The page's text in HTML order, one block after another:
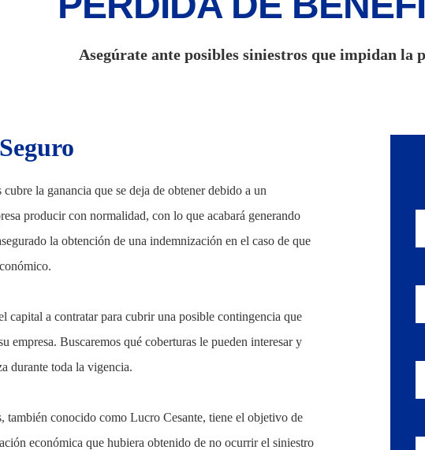
Asegúrate ante posibles siniestros que impidan la
la ganancia que se deja de obtener debido a un
producir con normalidad, con lo que acabará generando
la obtención de una indemnización en el caso de que
capital a contratar para cubrir una posible contingencia que
empresa. Buscaremos qué coberturas le pueden interesar y
durante toda la vigencia.
también conocido como Lucro Cesante, tiene el objetivo de
económica que hubiera obtenido de no ocurrir el siniestro